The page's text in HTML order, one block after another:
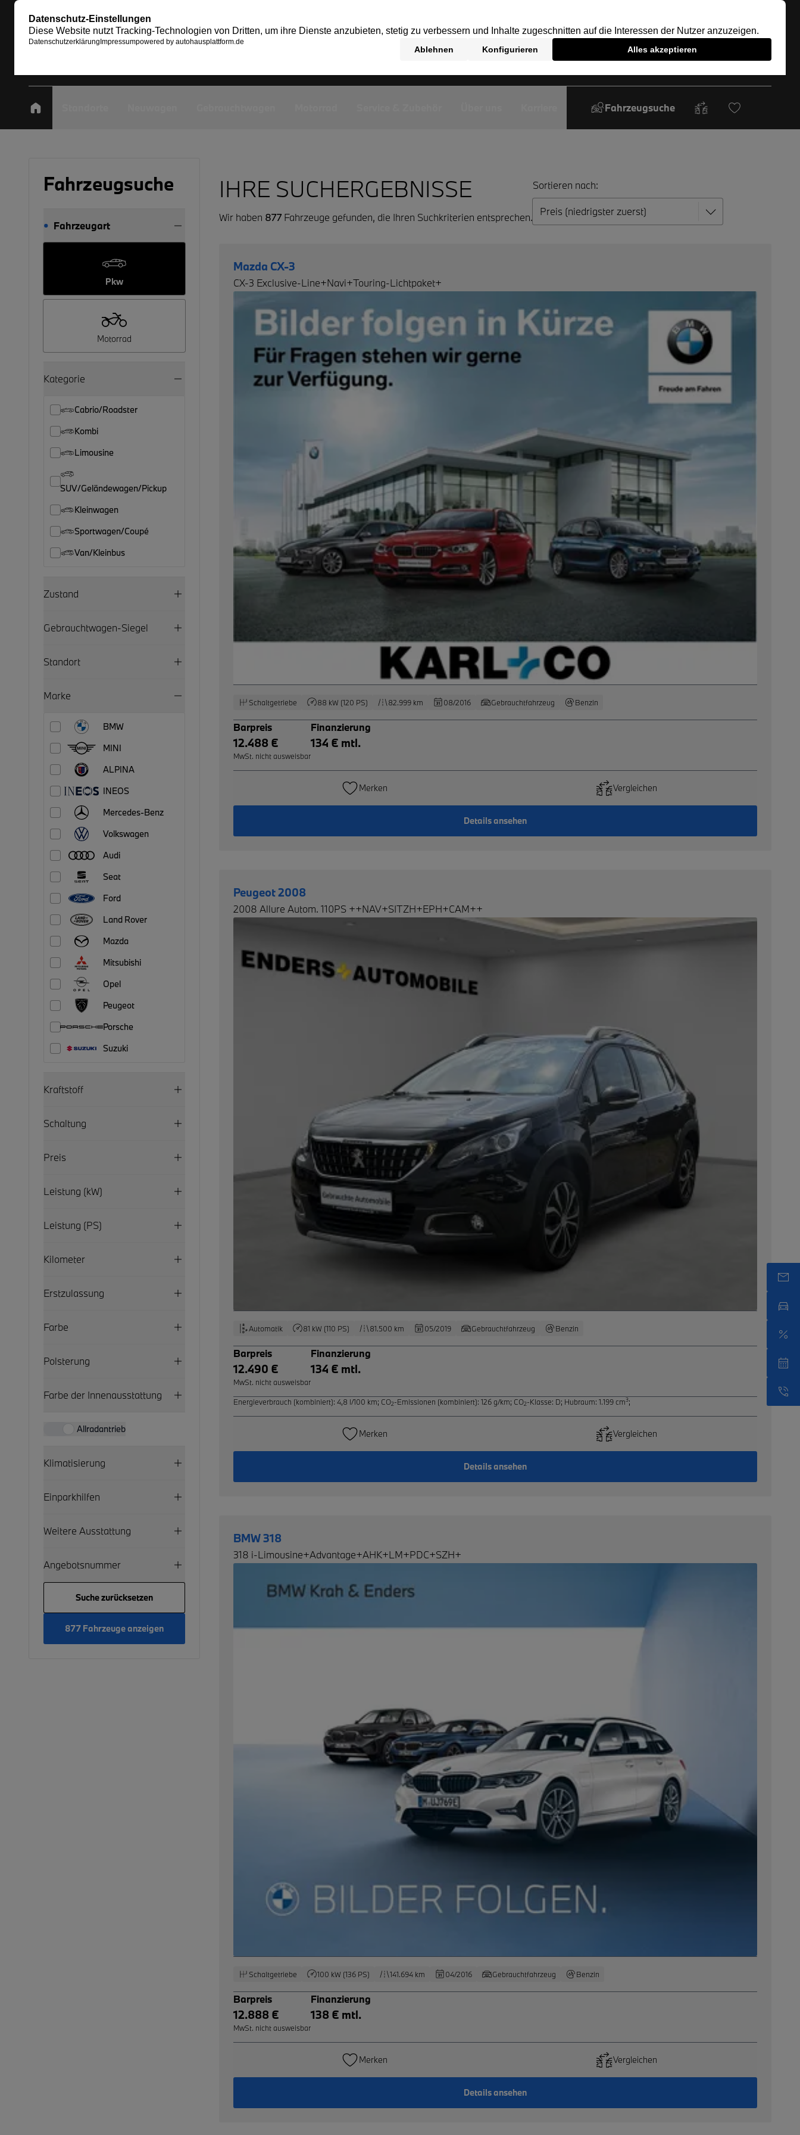
Fahrzeugsuche
Fahrzeugsuche
Fahrzeugart
Pkw
Motorrad
Kategorie
Cabrio/Roadster
Kombi
Limousine
SUV/Geländewagen/Pickup
Kleinwagen
Sportwagen/Coupé
Van/Kleinbus
Zustand
Gebrauchtwagen-Siegel
Standort
Marke
BMW
MINI
ALPINA
INEOS
Mercedes-Benz
Volkswagen
Audi
Seat
Ford
Land Rover
Mazda
Mitsubishi
Opel
Peugeot
Porsche
Suzuki
Kraftstoff
Schaltung
Preis
Leistung (kW)
Leistung (PS)
Kilometer
Erstzulassung
Farbe
Polsterung
Farbe der Innenausstattung
Allradantrieb
Klimatisierung
Einparkhilfen
Weitere Ausstattung
Angebotsnummer
Suche zurücksetzen
877 Fahrzeuge anzeigen
IHRE SUCHERGEBNISSE
Wir haben 877Fahrzeuge gefunden, die Ihren Suchkriterien entsprechen.
Sortieren nach:
Mazda CX-3
CX-3 Exclusive-Line+Navi+Touring-Lichtpaket+
Schaltgetriebe 88 kW (120 PS) 82.999 km 08/2016 Gebrauchtfahrzeug Benzin
Barpreis
12.488 €
MwSt. nicht ausweisbar
Finanzierung
134 € mtl.
Details ansehen
Merken Vergleichen
Peugeot 2008
2008 Allure Autom. 110PS ++NAV+SITZH+EPH+CAM++
Automatik 81 kW (110 PS) 81.500 km 05/2019 Gebrauchtfahrzeug Benzin
Barpreis
12.490 €
MwSt. nicht ausweisbar
Finanzierung
134 € mtl.
Energieverbrauch (kombiniert): 4,8 l/100 km; CO2-Emissionen (kombiniert): 126 g/km; CO2-Klasse: D; Hubraum: 1.199 cm3;
Details ansehen
Merken Vergleichen
BMW 318
318 i-Limousine+Advantage+AHK+LM+PDC+SZH+
Schaltgetriebe 100 kW (136 PS) 141.694 km 04/2016 Gebrauchtfahrzeug Benzin
Barpreis
12.888 €
MwSt. nicht ausweisbar
Finanzierung
138 € mtl.
Details ansehen
Merken Vergleichen